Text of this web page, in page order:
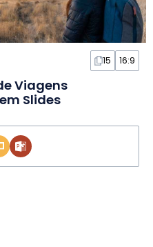
15 16:9
Viagens
Slides